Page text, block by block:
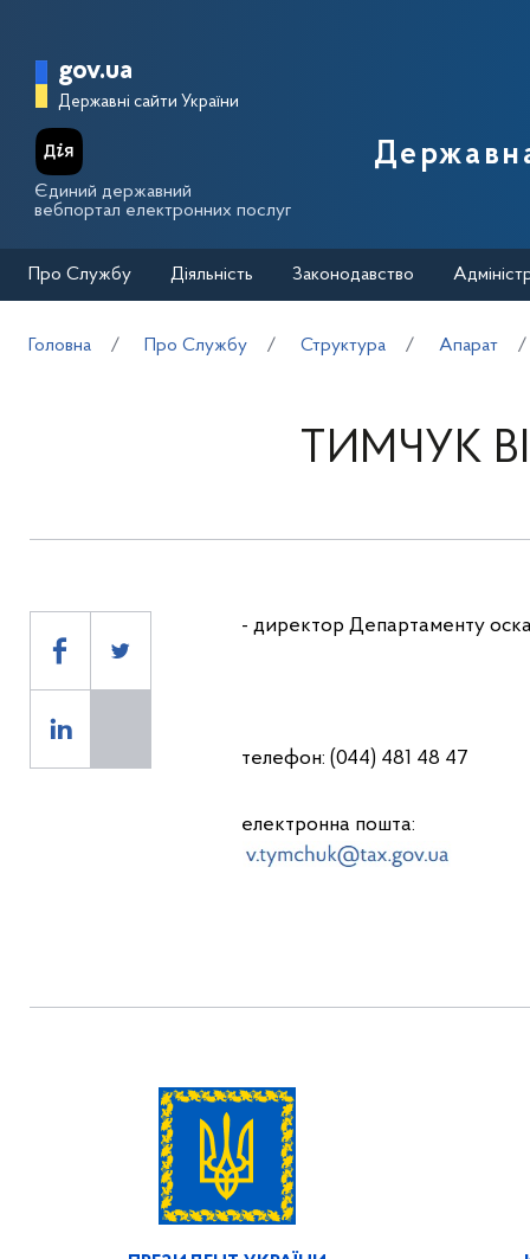
Головна сторінка Державної
gov.ua
Державні сайти України
Єдиний державний
вебпортал електронних послуг
Про Службу Діяльність Законодавство
Головна Про Службу Структура Апарат
ТИМЧУК
- директор Департаменту
телефон: (044) 481 48 47
електронна пошта: